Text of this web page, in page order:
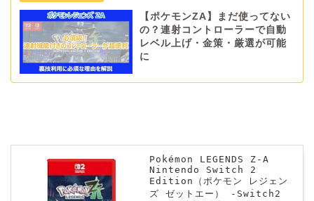
【ポケモンZA】まだ使ってない
の？連射コントローラーで自動
レベル上げ・金策・厳選が可能
に
Pokémon LEGENDS Z-A
Nintendo Switch 2
Edition（ポケモン レジェン
ズ ゼットエー） -Switch2